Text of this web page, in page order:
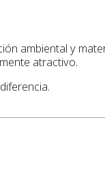
ambiental y
atractivo.